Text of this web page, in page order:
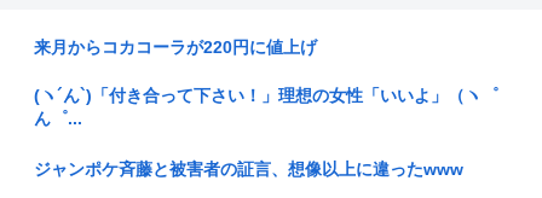
www
【マムダニ派】米民主党予備選、ミシガン州で急進左派のイス
ラム教徒...
【不起訴】わいせつな行為疑いで逮捕 エジプト国籍の男性を
不起訴処...
来月からコカコーラが220円に値上げ
(ヽ´ん`)「付き合って下さい！」理想の女性「いいよ」（ヽ゜
ん゜...
ジャンポケ斉藤と被害者の証言、想像以上に違ったwww